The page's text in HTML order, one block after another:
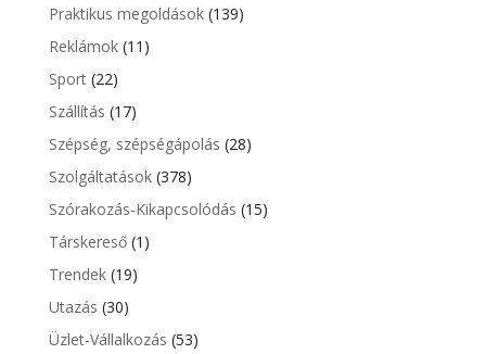
Praktikus megoldások(139)
Reklámok(11)
Sport(22)
Szállítás (17)
Szépség, szépségápolás (28)
Szolgáltatások(378)
Szórakozás-Kikapcsolódás (15)
Társkereső(1)
Trendek(19)
Utazás (30)
Üzlet-Vállalkozás (53)